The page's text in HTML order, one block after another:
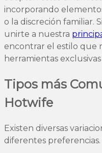
incorporando
o la discreción familiar.
unirte a nuestra
encontrar el estilo que
herramientas
Tipos más
Hotwife
Existen diversas
diferentes